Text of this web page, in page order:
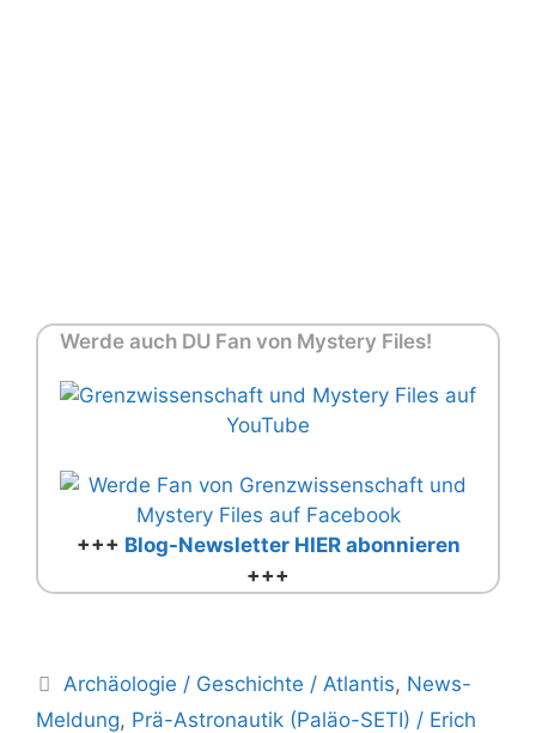
Werde auch DU Fan von Mystery Files!
+++ Blog-Newsletter HIER abonnieren
+++
Kategorien
Archäologie / Geschichte / Atlantis, News-
Meldung, Prä-Astronautik (Paläo-SETI) / Erich